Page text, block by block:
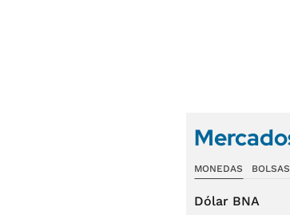
MONEDAS BOLSAS
Dólar BNA